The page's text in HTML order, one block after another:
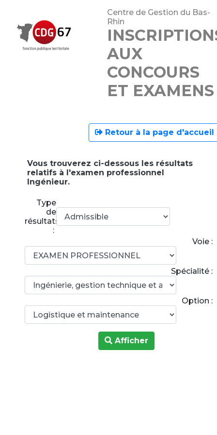
Centre de Gestion du Bas-
Rhin
AUX
CONCOURS
ET EXAMENS
Retour à la page d'accueil
Vous trouverez ci-dessous les résultats
relatifs à l'examen professionnel
Ingénieur.
Type
de
résultats
:
Voie :
Spécialité :
Option :
Afficher